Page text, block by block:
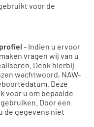
voor de
- Indien u ervoor
vragen wij van u
Denk hierbij
wachtwoord, NAW-
Deze
voor u om bepaalde
Door een
de gegevens niet